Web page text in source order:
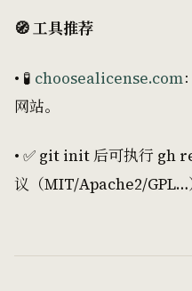
🧭 工具推荐
• 🧪 choosealicense.com
网站。
• ✅ git init 后可执行 gh
议（MIT/Apache2/GPL…